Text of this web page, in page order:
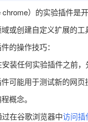
）的实验插件是
或创建自定义扩展的
的操作技巧：
装任何实验插件之前
可能用于测试新的网
概念。
在谷歌浏览器中访问插